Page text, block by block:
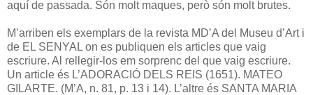
aquí de passada. Són molt maques, però són molt brutes.
M’arriben els exemplars de la revista MD’A del Museu d’Art i
de EL SENYAL on es publiquen els articles que vaig
escriure. Al rellegir-los em sorprenc del que vaig escriure.
Un article és L’ADORACIÓ DELS REIS (1651). MATEO
GILARTE. (M’A, n. 81, p. 13 i 14). L’altre és SANTA MARIA